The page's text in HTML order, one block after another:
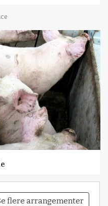
flere arrangementer